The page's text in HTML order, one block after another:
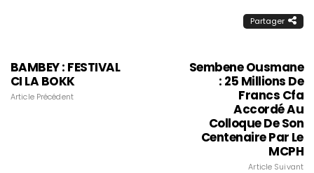
Partager
BAMBEY : FESTIVAL
CI LA BOKK
Article Précédent
Sembene Ousmane
: 25 Millions De
Francs Cfa
Accordé Au
Colloque De Son
Centenaire Par Le
MCPH
Article Suivant